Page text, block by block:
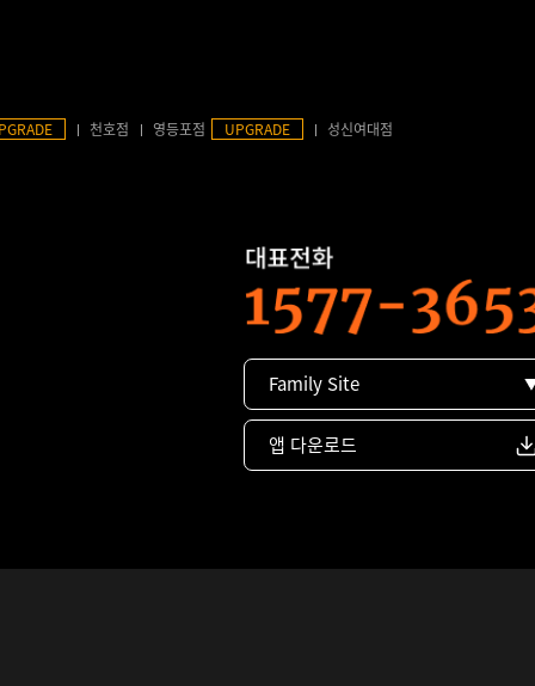
천호점 영등포점 UPGRADE 성신여대점
Family Site
앱 다운로드